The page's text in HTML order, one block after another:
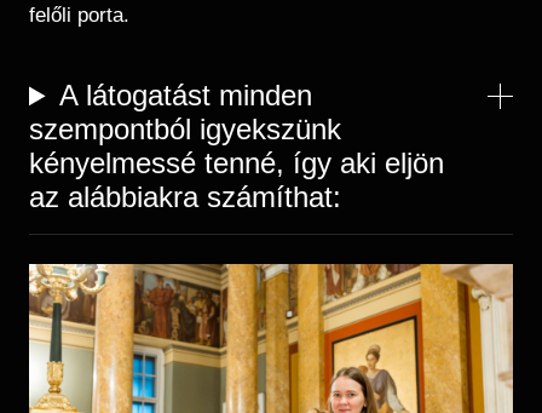
felőli porta.
A látogatást minden
szempontból igyekszünk
kényelmessé tenné, így aki eljön
az alábbiakra számíthat:
Kép